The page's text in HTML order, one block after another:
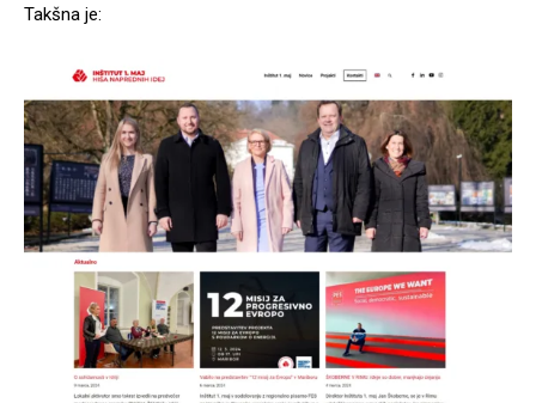
Takšna je: